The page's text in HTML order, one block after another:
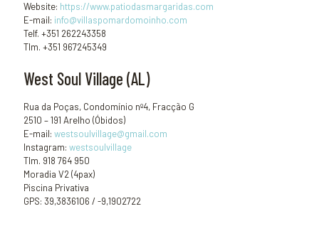
Website: https://www.patiodasmargaridas.com
E-mail: info@villaspomardomoinho.com
Telf. +351 262243358
Tlm. +351 967245349
West Soul Village (AL)
Rua da Poças, Condomínio nº4, Fracção G
2510 – 191 Arelho (Óbidos)
E-mail: westsoulvillage@gmail.com
Instagram: westsoulvillage
Tlm. 918 764 950
Moradia V2 (4pax)
Piscina Privativa
GPS: 39,3836106 / -9,1902722